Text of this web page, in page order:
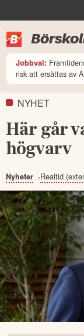
Jobbval:
risk att ersättas av
NYHET
Här går
högvarv
Nyheter Realtid